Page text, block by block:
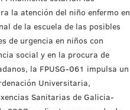
la atención del niño enfermo en
de la escuela de las posibles
de urgencia en niños con
social y en la procura de
la FPUSG-061 impulsa un
Universitaria,
Sanitarias de Galicia-